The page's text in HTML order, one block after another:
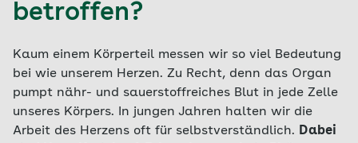
betroffen?
Kaum einem Körperteil messen wir so viel Bedeutung
bei wie unserem Herzen. Zu Recht, denn das Organ
pumpt nähr- und sauerstoffreiches Blut in jede Zelle
unseres Körpers. In jungen Jahren halten wir die
Arbeit des Herzens oft für selbstverständlich. Dabei